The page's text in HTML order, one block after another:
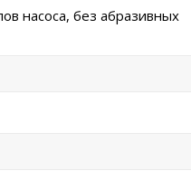
насоса, без абразивных